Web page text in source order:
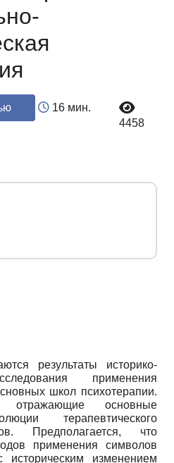
16 мин.
4458
результаты историко-
применения
школ психотерапии.
отражающие основные
терапевтического
Предполагается, что
применения символов
изменением